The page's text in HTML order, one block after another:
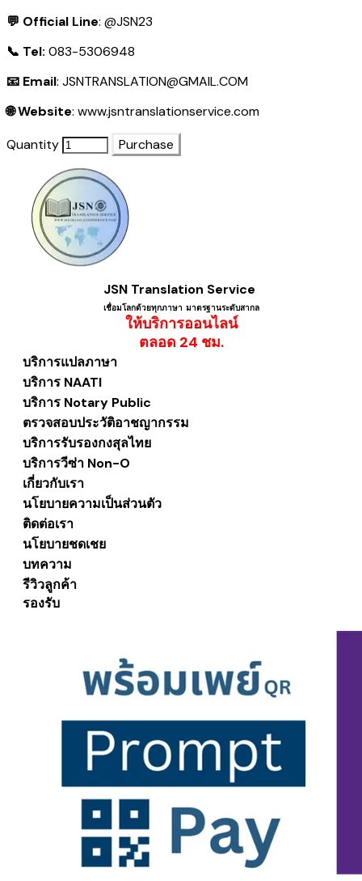
💬 Official Line: @JSN23
📞 Tel: 083-5306948
📧 Email: JSNTRANSLATION@GMAIL.COM
🌐 Website: www.jsntranslationservice.com
Quantity
Purchase
JSN Translation Service
เชื่อมโลกด้วยทุกภาษา ​มาตรฐานระดับสากล
ให้บริการออนไลน์
​ตลอด 24 ชม.
บริการแปลภาษา
บริการ NAATI
บริการ Notary Public
ตรวจสอบประวัติอาชญากรรม
บริการรับรองกงสุลไทย
บริการวีซ่า Non-O
เกี่ยวกับเรา
นโยบายความเป็นส่วนตัว
ติดต่อเรา
นโยบายชดเชย
บทความ
รีวิวลูกค้า
รองรับ